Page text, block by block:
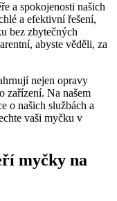
a spokojenosti našich
a efektivní řešení,
bez zbytečných
abyste věděli, za
nejen opravy
zařízení. Na našem
o našich službách a
vaši myčku v
myčky na